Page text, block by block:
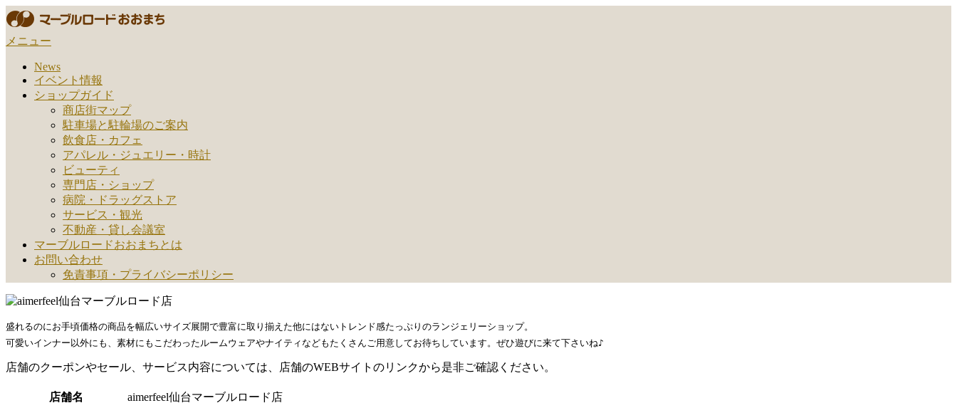
コ
ン
テ
メニュー
News
イベント情報
ショップガイド
商店街マップ
駐車場と駐輪場のご案内
飲食店・カフェ
アパレル・ジュエリー・時計
ビューティ
専門店・ショップ
病院・ドラッグストア
サービス・観光
不動産・貸し会議室
マーブルロードおおまちとは
お問い合わせ
免責事項・プライバシーポリシー
盛れるのにお手頃価格の商品を幅広いサイズ展開で豊富に取り揃えた他にはないトレンド感たっぷりのランジェリーショップ。
可愛いインナー以外にも、素材にもこだわったルームウェアやナイティなどもたくさんご用意してお待ちしています。ぜひ遊びに来て下さいね♪
店舗のクーポンやセール、サービス内容については、店舗のWEBサイトのリンクから是非ご確認ください。
店舗名
aimerfeel仙台マーブルロード店